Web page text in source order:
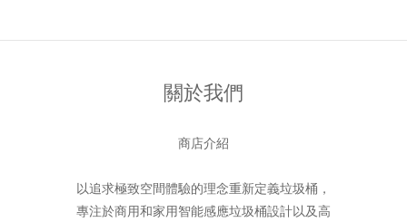
關於我們
商店介紹
以追求極致空間體驗的理念重新定義垃圾桶，
專注於商用和家用智能感應垃圾桶設計以及高